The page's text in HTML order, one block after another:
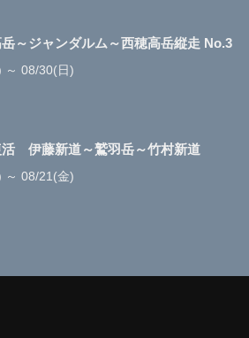
～ジャンダルム～西穂高岳縦走 No.3
～ 08/30(日)
活 伊藤新道～鷲羽岳～竹村新道
～ 08/21(金)